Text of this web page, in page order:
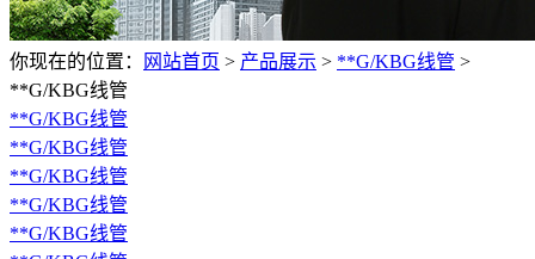
你现在的位置： 网站首页 > 产品展示 > **G/KBG线管 >
**G/KBG线管
**G/KBG线管
**G/KBG线管
**G/KBG线管
**G/KBG线管
**G/KBG线管